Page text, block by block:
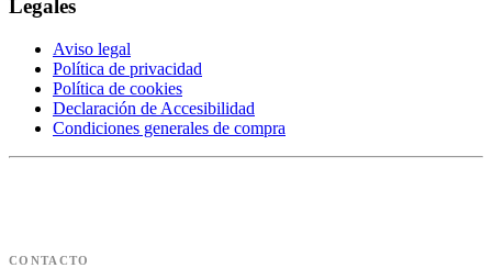
Legales
Aviso legal
Política de privacidad
Política de cookies
Declaración de Accesibilidad
Condiciones generales de compra
CONTACTO